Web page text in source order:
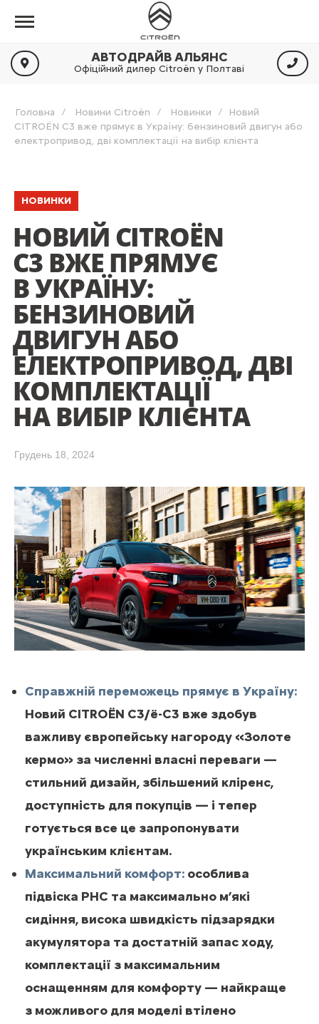
АВТОДРАЙВ АЛЬЯНС
Офіційний дилер Citroën у Полтаві
Головна Новини Citroën Новинки
Новий
CITROЁN C3 вже прямує в Україну: бензиновий двигун або
електропривод, дві комплектації на вибір клієнта
НОВИНКИ
НОВИЙ CITROЁN
C3 ВЖЕ ПРЯМУЄ
В УКРАЇНУ:
БЕНЗИНОВИЙ
ДВИГУН АБО
ЕЛЕКТРОПРИВОД, ДВІ
КОМПЛЕКТАЦІЇ
НА ВИБІР КЛІЄНТА
Грудень 18, 2024
Справжній переможець прямує в Україну:
Новий CITROЁN С3/ë-C3 вже здобув
важливу європейську нагороду «Золоте
кермо» за численні власні переваги —
стильний дизайн, збільшений кліренс,
доступність для покупців — і тепер
готується все це запропонувати
українським клієнтам.
Максимальний комфорт: особлива
підвіска РНС та максимально м’які
сидіння, висока швидкість підзарядки
акумулятора та достатній запас ходу,
комплектації з максимальним
оснащенням для комфорту — найкраще
з можливого для моделі втілено